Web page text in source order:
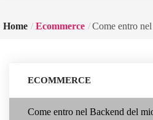
Home Ecommerce Come entro
ECOMMERCE
Come entro nel Backend del